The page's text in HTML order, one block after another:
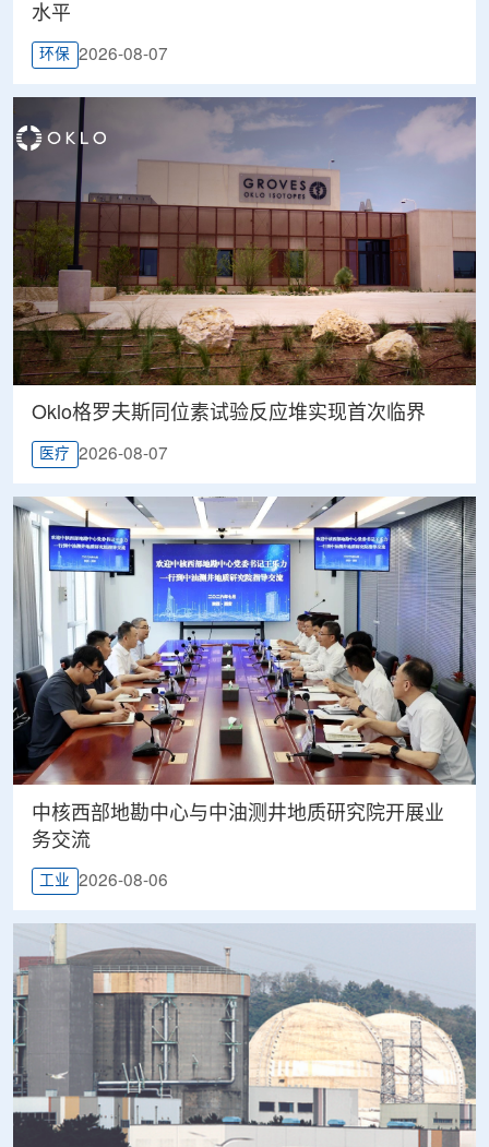
水平
环保 2026-08-07
Oklo格罗夫斯同位素试验反应堆实现首次临界
医疗 2026-08-07
中核西部地勘中心与中油测井地质研究院开展业
务交流
工业 2026-08-06